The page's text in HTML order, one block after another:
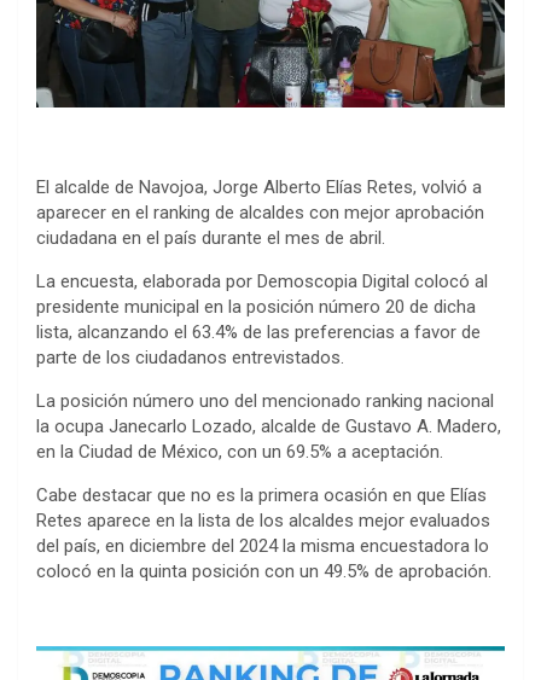
El alcalde de Navojoa, Jorge Alberto Elías Retes, volvió a
aparecer en el ranking de alcaldes con mejor aprobación
ciudadana en el país durante el mes de abril.
La encuesta, elaborada por Demoscopia Digital colocó al
presidente municipal en la posición número 20 de dicha
lista, alcanzando el 63.4% de las preferencias a favor de
parte de los ciudadanos entrevistados.
La posición número uno del mencionado ranking nacional
la ocupa Janecarlo Lozado, alcalde de Gustavo A. Madero,
en la Ciudad de México, con un 69.5% a aceptación.
Cabe destacar que no es la primera ocasión en que Elías
Retes aparece en la lista de los alcaldes mejor evaluados
del país, en diciembre del 2024 la misma encuestadora lo
colocó en la quinta posición con un 49.5% de aprobación.